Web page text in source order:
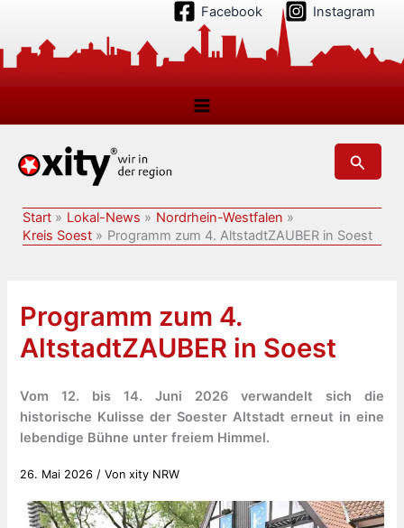
springen
Facebook Instagram
Suchen
Start Lokal-News
Nordrhein-Westfalen
Kreis Soest
Programm zum 4. AltstadtZAUBER in Soest
Programm zum 4.
AltstadtZAUBER in Soest
Vom 12. bis 14. Juni 2026 verwandelt sich die
historische Kulisse der Soester Altstadt erneut in eine
lebendige Bühne unter freiem Himmel.
26. Mai 2026 / Vonxity NRW